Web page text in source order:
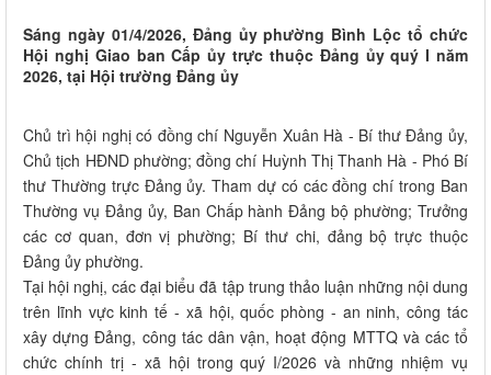
Sáng ngày 01/4/2026, Đảng ủy phường Bình Lộc tổ chức
Hội nghị Giao ban Cấp ủy trực thuộc Đảng ủy quý I năm
2026, tại Hội trường Đảng ủy
Chủ trì hội nghị có đồng chí Nguyễn Xuân Hà - Bí thư Đảng ủy,
Chủ tịch HĐND phường; đồng chí Huỳnh Thị Thanh Hà - Phó Bí
thư Thường trực Đảng ủy. Tham dự có các đồng chí trong Ban
Thường vụ Đảng ủy, Ban Chấp hành Đảng bộ phường; Trưởng
các cơ quan, đơn vị phường; Bí thư chi, đảng bộ trực thuộc
Đảng ủy phường.
Tại hội nghị, các đại biểu đã tập trung thảo luận những nội dung
trên lĩnh vực kinh tế - xã hội, quốc phòng - an ninh, công tác
xây dựng Đảng, công tác dân vận, hoạt động MTTQ và các tổ
chức chính trị - xã hội trong quý I/2026 và những nhiệm vụ